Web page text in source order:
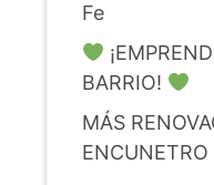
Fe
BARRIO!
MÁS
ENCUNETRO